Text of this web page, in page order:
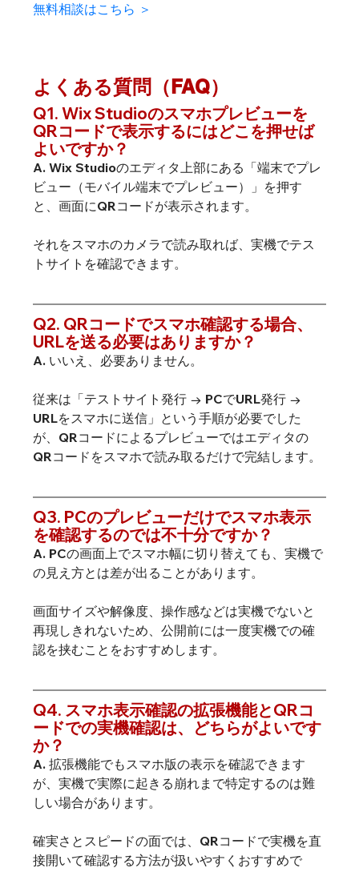
無料相談はこちら ＞
よくある質問（FAQ）
Q1. Wix Studioのスマホプレビューを
QRコードで表示するにはどこを押せば
よいですか？
A. Wix Studioのエディタ上部にある「端末でプレ
ビュー（モバイル端末でプレビュー）」を押す
と、画面にQRコードが表示されます。
それをスマホのカメラで読み取れば、実機でテス
トサイトを確認できます。
Q2. QRコードでスマホ確認する場合、
URLを送る必要はありますか？
A. いいえ、必要ありません。
従来は「テストサイト発行 → PCでURL発行 →
URLをスマホに送信」という手順が必要でした
が、QRコードによるプレビューではエディタの
QRコードをスマホで読み取るだけで完結します。
Q3. PCのプレビューだけでスマホ表示
を確認するのでは不十分ですか？
A. PCの画面上でスマホ幅に切り替えても、実機で
の見え方とは差が出ることがあります。
画面サイズや解像度、操作感などは実機でないと
再現しきれないため、公開前には一度実機での確
認を挟むことをおすすめします。
Q4. スマホ表示確認の拡張機能とQRコ
ードでの実機確認は、どちらがよいです
か？
A. 拡張機能でもスマホ版の表示を確認できます
が、実機で実際に起きる崩れまで特定するのは難
しい場合があります。
確実さとスピードの面では、QRコードで実機を直
接開いて確認する方法が扱いやすくおすすめで